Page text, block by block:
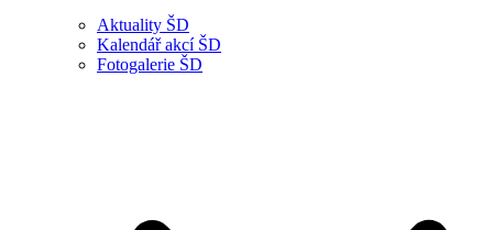
Aktuality ŠD
Kalendář akcí ŠD
Fotogalerie ŠD